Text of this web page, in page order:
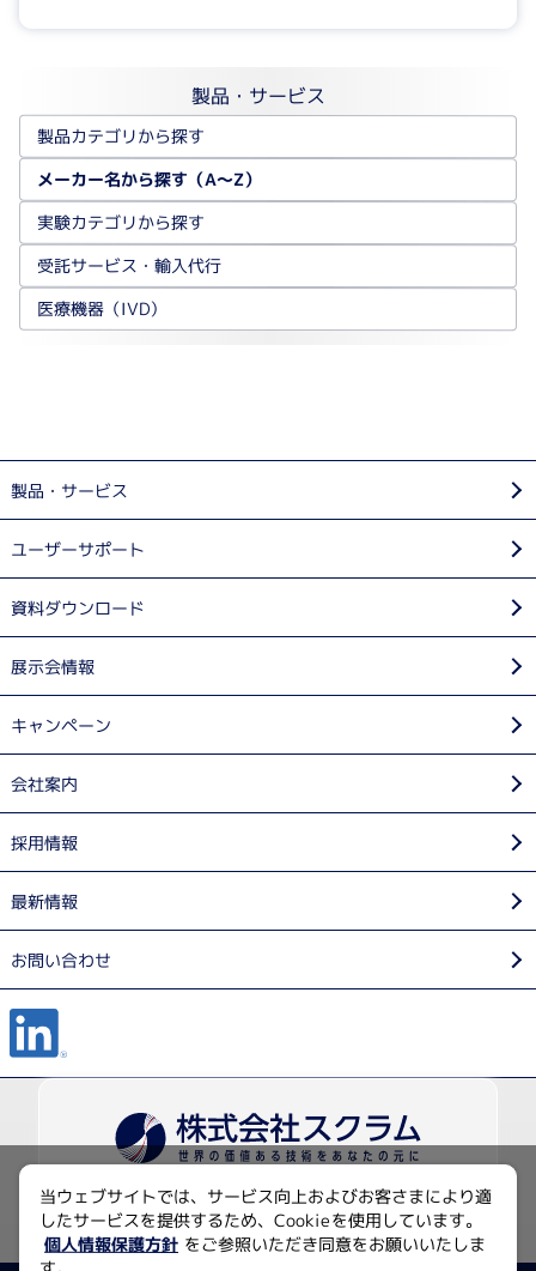
製品・サービス
製品カテゴリから探す
メーカー名から探す（A～Z）
実験カテゴリから探す
受託サービス・輸入代行
医療機器（IVD）
当ウェブサイトでは、サービス向上およびお客さまにより適
したサービスを提供するため、Cookieを使用しています。
個人情報保護方針 をご参照いただき同意をお願いいたしま
〒135-0014 東京都江東区石島2-14
Imas Riverside 4F
製品・サービス
ユーザーサポート
資料ダウンロード
展示会情報
キャンペーン
会社案内
採用情報
最新情報
お問い合わせ